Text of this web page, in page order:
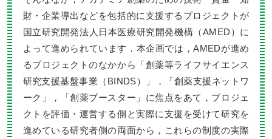
財・企業導出などを包括的に支援するプロジェクトが
国立研究開発法人日本医療研究開発機構（AMED）に
よって進められています．本企画では，AMEDが進め
るプロジェクトのなかから「創薬等ライフサイエンス
研究支援基盤事業（BINDS）」，「創薬支援ネットワ
ーク」，「創薬ブースター」に焦点をあて，プロジェ
クトを評価・運営する側と実際に支援を受けて研究を
進めている研究者側の両面から，これらの制度の実際